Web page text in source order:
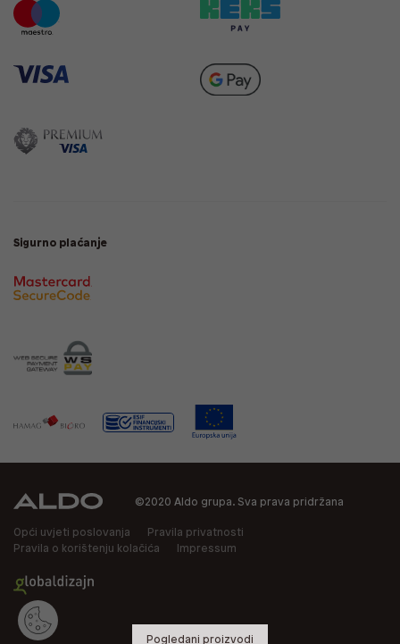
Sigurno plaćanje
©2020 Aldo grupa. Sva prava pridržana
Opći uvjeti poslovanja
Pravila privatnosti
Pravila o korištenju kolačića
Impressum
Pogledani proizvodi